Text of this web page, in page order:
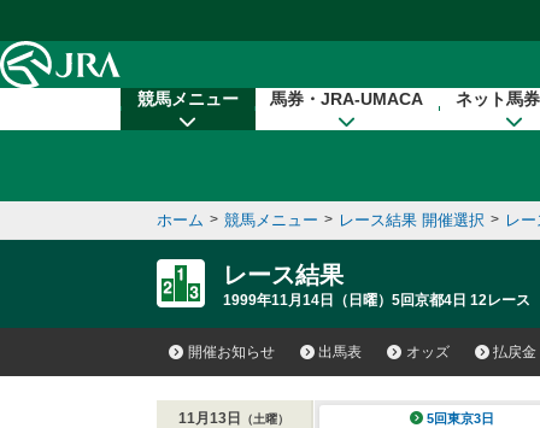
競馬メニュー 馬券・JRA-UMACA ネット馬
ホーム > 競馬メニュー > レース結果 開催選択 > レ
レース結果
1999年11月14日（日曜）5回京都4日 12レース
開催お知らせ 出馬表 オッズ 払戻金
11月13日 （土曜） 5回東京3日